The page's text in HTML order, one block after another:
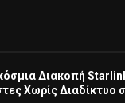
Διακοπή
Χωρίς Διαδίκτυο